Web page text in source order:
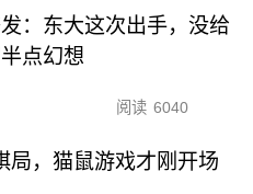
：东大这次出手，没给
点幻想
阅读 6040
局，猫鼠游戏才刚开场